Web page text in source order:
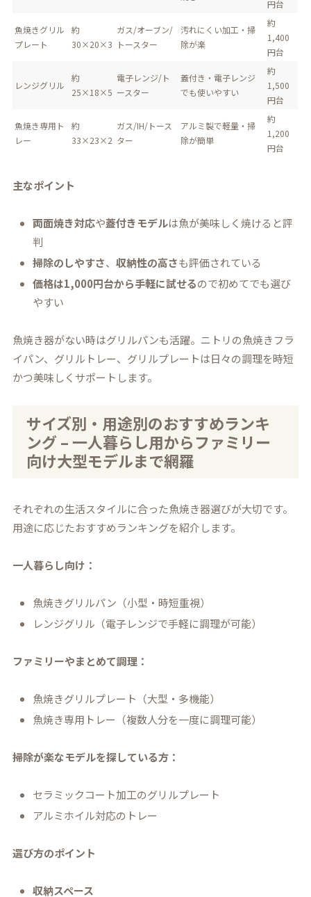
円台
魚焼きグリル
プレート
約
30×20×3
ガス/オーブン/
トースター
汚れにくい加工・掃
除が楽
約
1,400
円台
レンジグリル
約
25×18×5
電子レンジ/ト
ースター
蓋付き・電子レンジ
でも使いやすい
約
1,500
円台
魚焼き専用ト
レー
約
33×23×2
ガス/IH/トース
ター
アルミ製で軽量・掃
除が簡単
約
1,200
円台
主なポイント
両面焼き対応や蓋付きモデルは魚が美味しく焼けると評
判
掃除のしやすさ、収納性の高さも評価されている
価格は1,000円台から手軽に試せるので初めてでも選び
やすい
魚焼き器がない時はグリルパンも活躍。ニトリの魚焼きフラ
イパン、グリルトレー、グリルプレートは日々の調理を時短
かつ美味しくサポートします。
サイズ別・用途別のおすすめランキ
ング – 一人暮らし用からファミリー
向け大型モデルまで網羅
それぞれの生活スタイルに合った魚焼き器選びが大切です。
用途に応じたおすすめランキングを紹介します。
一人暮らし向け：
魚焼きグリルパン（小型・時短重視）
レンジグリル（電子レンジで手軽に調理が可能）
ファミリーやまとめて調理：
魚焼きグリルプレート（大型・多機能）
魚焼き専用トレー（複数人分を一度に調理可能）
掃除が楽なモデルを探している方：
セラミックコート加工のグリルプレート
アルミホイル対応のトレー
選び方のポイント
収納スペース